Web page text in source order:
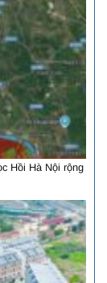
Hồi Hà Nội rộng